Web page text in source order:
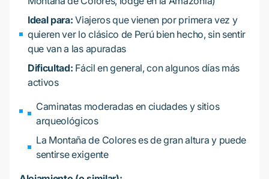
Ideal para: Viajeros que vienen por primera vez y
quieren ver lo clásico de Perú bien hecho, sin sentir
que van a las apuradas
Dificultad: Fácil en general, con algunos días más
activos
Caminatas moderadas en ciudades y sitios
arqueológicos
La Montaña de Colores es de gran altura y puede
sentirse exigente